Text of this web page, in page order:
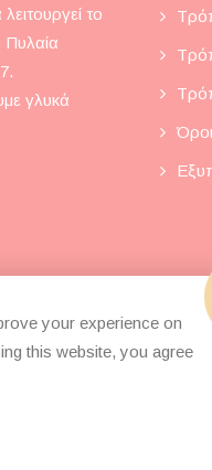
το
Πυλαία
γλυκά
your experience on
this website, you agree